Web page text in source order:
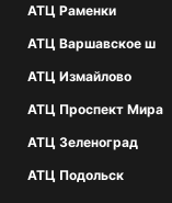
АТЦ Раменки
АТЦ Варшавское ш
АТЦ Измайлово
АТЦ Проспект Мира
АТЦ Зеленоград
АТЦ Подольск